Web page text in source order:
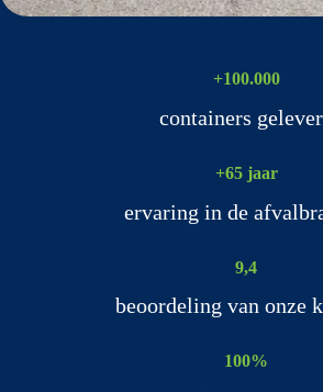
+100.000
containers
+65 jaar
ervaring in de
9,4
beoordeling van onze
100%